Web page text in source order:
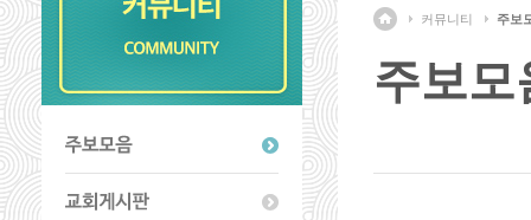
커뮤니티 주보
주보모